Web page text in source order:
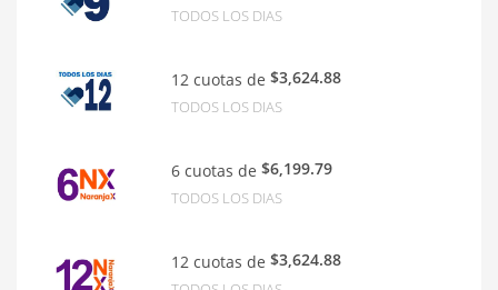
TODOS LOS DIAS
12 cuotas de $3,624.88
TODOS LOS DIAS
6 cuotas de $6,199.79
TODOS LOS DIAS
12 cuotas de $3,624.88